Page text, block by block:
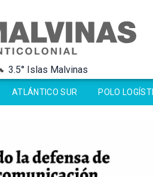
-31° Antártida
-0.8° Ushuaia
3.5° Islas Malvinas
-31° Antártida
-0.8° Ushuaia
ATLÁNTICO SUR POLO